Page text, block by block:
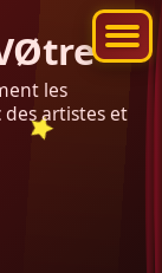
les
artistes et